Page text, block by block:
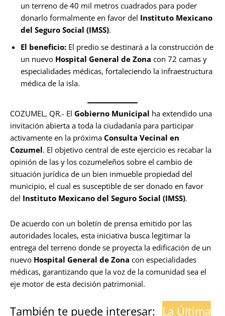
un terreno de 40 mil metros cuadrados para poder
donarlo formalmente en favor del Instituto Mexicano
del Seguro Social (IMSS).
El beneficio: El predio se destinará a la construcción de
un nuevo Hospital General de Zona con 72 camas y
especialidades médicas, fortaleciendo la infraestructura
médica de la isla.
COZUMEL, QR.- El Gobierno Municipal ha extendido una
invitación abierta a toda la ciudadanía para participar
activamente en la próxima Consulta Vecinal en
Cozumel. El objetivo central de este ejercicio es recabar la
opinión de las y los cozumeleños sobre el cambio de
situación jurídica de un bien inmueble propiedad del
municipio, el cual es susceptible de ser donado en favor
del Instituto Mexicano del Seguro Social (IMSS).
De acuerdo con un boletín de prensa emitido por las
autoridades locales, esta iniciativa busca legitimar la
entrega del terreno donde se proyecta la edificación de un
nuevo Hospital General de Zona con especialidades
médicas, garantizando que la voz de la comunidad sea el
eje motor de esta decisión patrimonial.
También te puede interesar: La Última